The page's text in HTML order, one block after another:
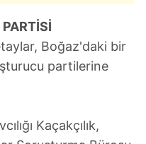
Boğaz'daki bir
partilerine
Kaçakçılık,